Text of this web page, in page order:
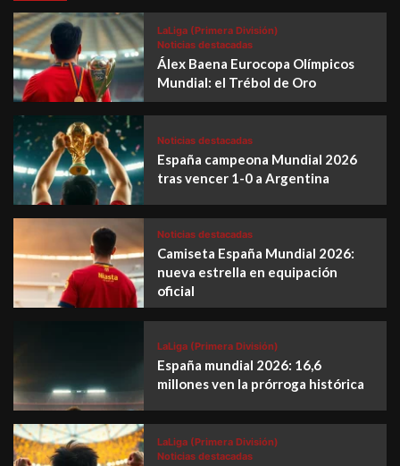
LaLiga (Primera División)
Noticias destacadas
Álex Baena Eurocopa Olímpicos
Mundial: el Trébol de Oro
Noticias destacadas
España campeona Mundial 2026
tras vencer 1-0 a Argentina
Noticias destacadas
Camiseta España Mundial 2026:
nueva estrella en equipación
oficial
LaLiga (Primera División)
España mundial 2026: 16,6
millones ven la prórroga histórica
LaLiga (Primera División)
Noticias destacadas